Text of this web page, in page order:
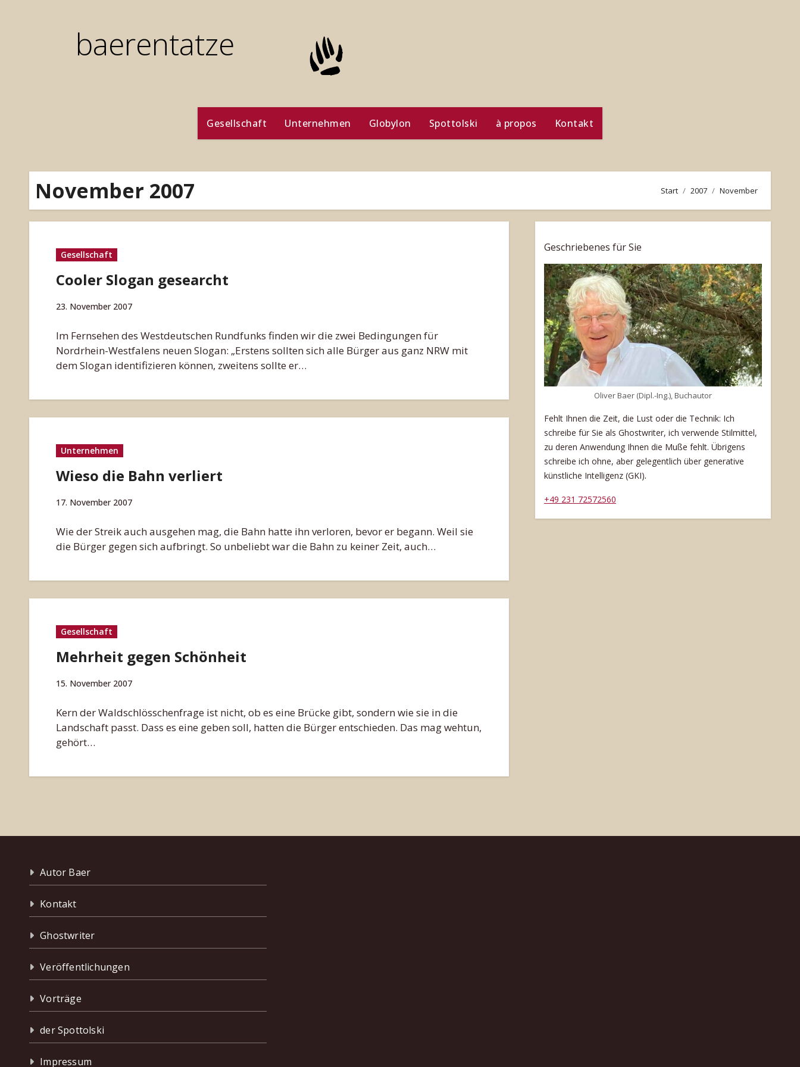
baerentatze
Gesellschaft Unternehmen Globylon Spottolski à propos Kontakt
November 2007 Start 2007 November
Gesellschaft
Cooler Slogan gesearcht
23. November 2007
Im Fernsehen des Westdeutschen Rundfunks finden wir die zwei Bedingungen für
Nordrhein-Westfalens neuen Slogan: „Erstens sollten sich alle Bürger aus ganz NRW mit
dem Slogan identifizieren können, zweitens sollte er…
Unternehmen
Wieso die Bahn verliert
17. November 2007
Wie der Streik auch ausgehen mag, die Bahn hatte ihn verloren, bevor er begann. Weil sie
die Bürger gegen sich aufbringt. So unbeliebt war die Bahn zu keiner Zeit, auch…
Gesellschaft
Mehrheit gegen Schönheit
15. November 2007
Kern der Waldschlösschenfrage ist nicht, ob es eine Brücke gibt, sondern wie sie in die
Landschaft passt. Dass es eine geben soll, hatten die Bürger entschieden. Das mag wehtun,
gehört…
Geschriebenes für Sie
Oliver Baer (Dipl.-Ing.), Buchautor
Fehlt Ihnen die Zeit, die Lust oder die Technik: Ich
schreibe für Sie als Ghostwriter, ich verwende Stilmittel,
zu deren Anwendung Ihnen die Muße fehlt. Übrigens
schreibe ich ohne, aber gelegentlich über generative
künstliche Intelligenz (GKI).
+49 231 72572560
Autor Baer
Kontakt
Ghostwriter
Veröffentlichungen
Vorträge
der Spottolski
Impressum